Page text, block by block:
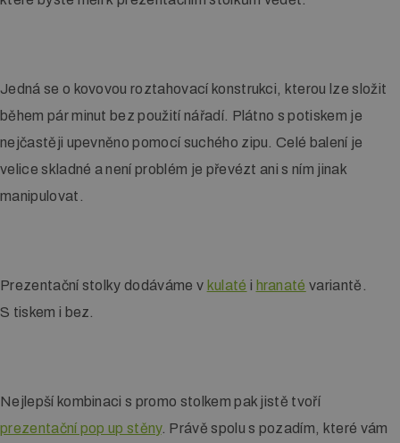
Jedná se o kovovou roztahovací konstrukci, kterou lze složit
během pár minut bez použití nářadí. Plátno s potiskem je
nejčastěji upevněno pomocí suchého zipu. Celé balení je
velice skladné a není problém je převézt ani s ním jinak
manipulovat.
Prezentační stolky dodáváme v kulaté i hranaté variantě.
S tiskem i bez.
Nejlepší kombinaci s promo stolkem pak jistě tvoří
prezentační pop up stěny. Právě spolu s pozadím, které vám